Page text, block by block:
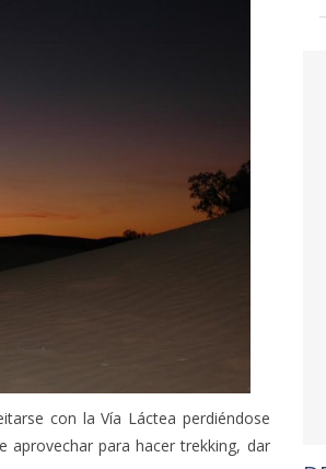
con la Vía Láctea perdiéndose
aprovechar para hacer trekking, dar